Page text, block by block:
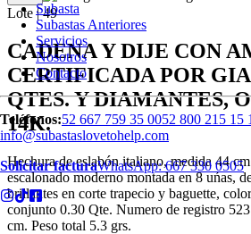
Subasta
Subastas Anteriores
Servicios
Nosotros
Contacto
Teléfonos:52 667 759 35 0052 800 215 15
info@subastaslovetohelp.com
Solicitar facturaWhatsApp:667 330 0505
Lote |49
CADENA Y DIJE CON
CERTIFICADA POR
QTES. Y DIAMANTES,
14K.
Hechura de eslabón italiano, medida 44
escalonado moderno montada en 8 uńas,
brillantes en corte trapecio y baguette,
conjunto 0.30 Qte. Numero de registro
cm. Peso total 5.3 grs.